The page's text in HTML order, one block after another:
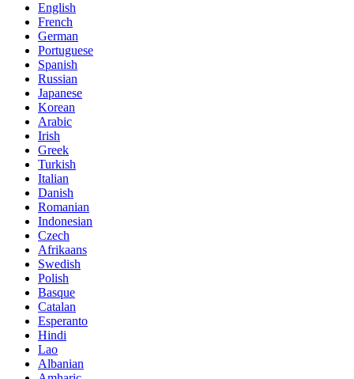
English
French
German
Portuguese
Spanish
Russian
Japanese
Korean
Arabic
Irish
Greek
Turkish
Italian
Danish
Romanian
Indonesian
Czech
Afrikaans
Swedish
Polish
Basque
Catalan
Esperanto
Hindi
Lao
Albanian